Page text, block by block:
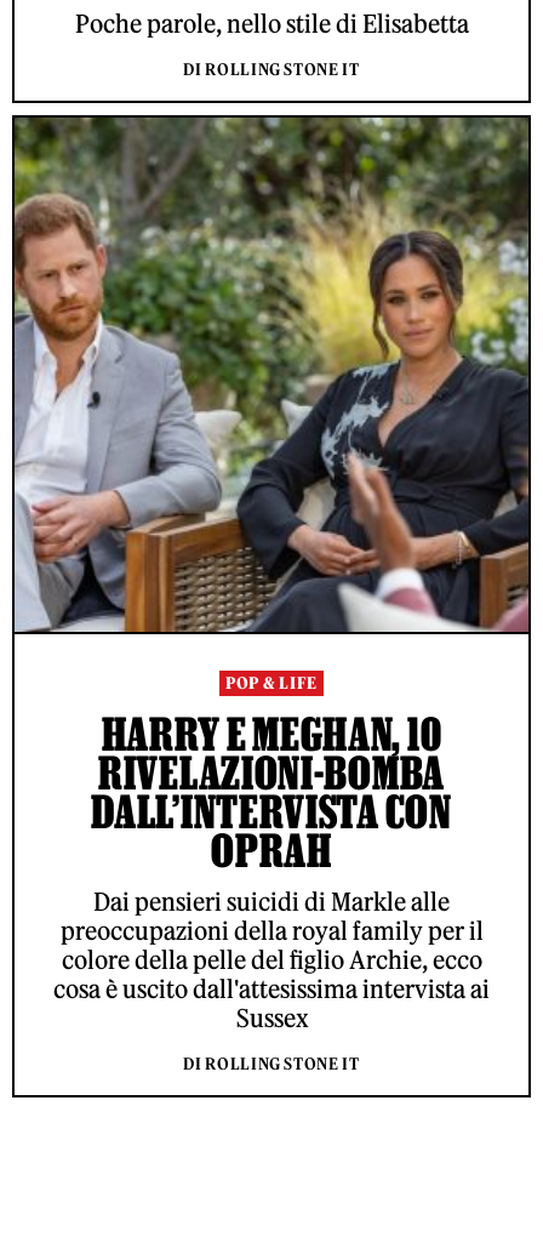
Poche parole, nello stile di Elisabetta
DI ROLLING STONE IT
POP & LIFE
HARRY E MEGHAN, 10
RIVELAZIONI-BOMBA
DALL’INTERVISTA CON
OPRAH
Dai pensieri suicidi di Markle alle
preoccupazioni della royal family per il
colore della pelle del figlio Archie, ecco
cosa è uscito dall'attesissima intervista ai
Sussex
DI ROLLING STONE IT